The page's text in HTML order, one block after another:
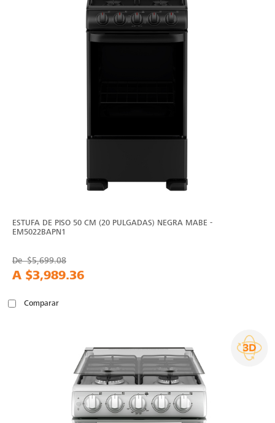
ESTUFA DE PISO 50 CM (20 PULGADAS) NEGRA MABE -
EM5022BAPN1
De$5,699.08
A $3,989.36
Comparar